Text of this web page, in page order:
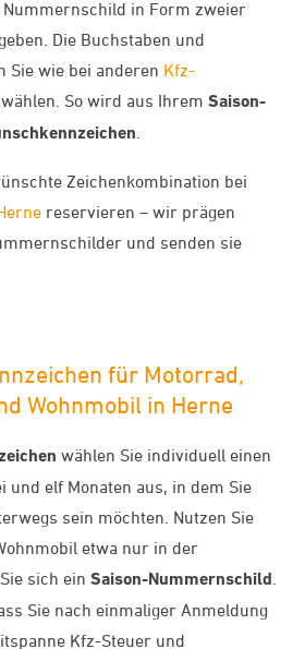
in Form zweier
Die Buchstaben und
Sie wie bei anderen Kfz-
So wird aus Ihrem Saison-
Zeichenkombination bei
reservieren – wir prägen
und senden sie
für Motorrad,
Wohnmobil in Herne
wählen Sie individuell einen
und elf Monaten aus, in dem Sie
sein möchten. Nutzen Sie
etwa nur in der
sich ein Saison-Nummernschild
Sie nach einmaliger Anmeldung
Kfz-Steuer und